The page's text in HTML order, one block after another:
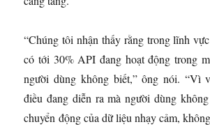
“Chúng tôi nhận thấy rằng trong lĩnh
có tới 30% API đang hoạt động trong
người dùng không biết,” ông nói. “Vì
điều đang diễn ra mà người dùng
chuyển động của dữ liệu nhạy cảm,